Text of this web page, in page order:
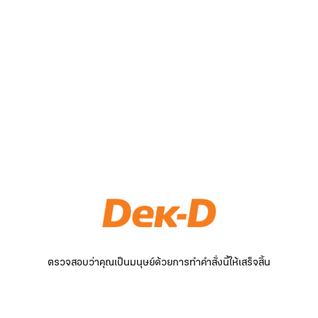
ตรวจสอบว่าคุณเป็นมนุษย์ด้วยการทำคำสั่งนี้ให้เสร็จสิ้น